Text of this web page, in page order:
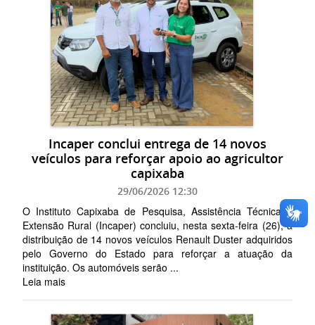
Incaper conclui entrega de 14 novos
veículos para reforçar apoio ao agricultor
capixaba
29/06/2026 12:30
O Instituto Capixaba de Pesquisa, Assistência Técnica e
Extensão Rural (Incaper) concluiu, nesta sexta-feira (26), a
distribuição de 14 novos veículos Renault Duster adquiridos
pelo Governo do Estado para reforçar a atuação da
instituição. Os automóveis serão ...
Leia mais